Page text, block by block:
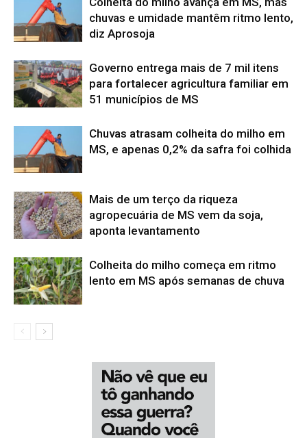
chuvas e umidade mantêm ritmo lento,
diz Aprosoja
Governo entrega mais de 7 mil itens
para fortalecer agricultura familiar em
51 municípios de MS
Chuvas atrasam colheita do milho em
MS, e apenas 0,2% da safra foi colhida
Mais de um terço da riqueza
agropecuária de MS vem da soja,
aponta levantamento
Colheita do milho começa em ritmo
lento em MS após semanas de chuva